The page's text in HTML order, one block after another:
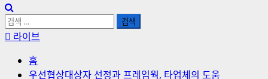
검
색:라이브
홈
우선협상대상자 선정과 프레임웍, 타업체의 도움